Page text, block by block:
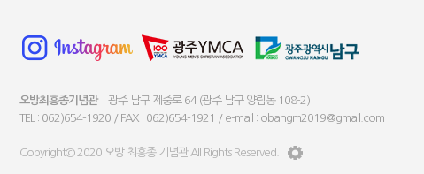
오방최흥종기념관광주 남구 제중로 64 (광주 남구 양림동 108-2)
TEL : 062)654-1920 / FAX : 062)654-1921 / e-mail : obangm2019@gmail.com
Copyright© 2020 오방 최흥종 기념관 All Rights Reserved.